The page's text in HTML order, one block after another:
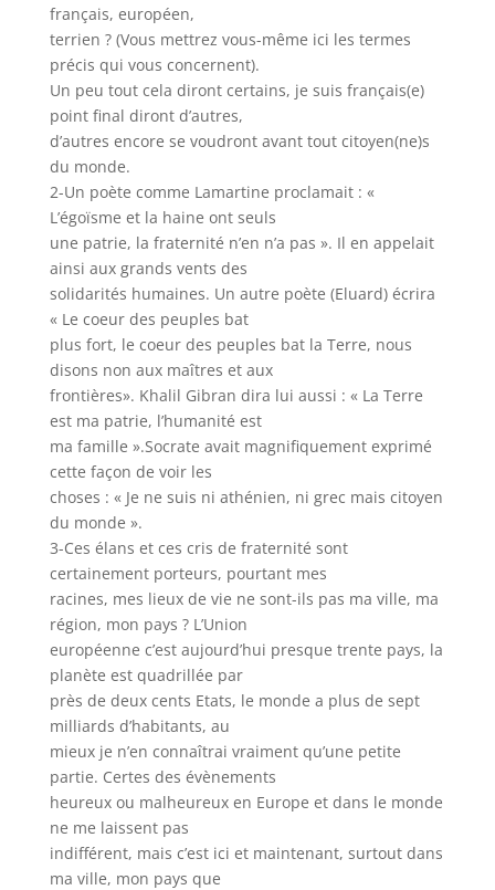
français, européen,
terrien ? (Vous mettrez vous-même ici les termes
précis qui vous concernent).
Un peu tout cela diront certains, je suis français(e)
point final diront d’autres,
d’autres encore se voudront avant tout citoyen(ne)s
du monde.
2-Un poète comme Lamartine proclamait : «
L’égoïsme et la haine ont seuls
une patrie, la fraternité n’en n’a pas ». Il en appelait
ainsi aux grands vents des
solidarités humaines. Un autre poète (Eluard) écrira
« Le coeur des peuples bat
plus fort, le coeur des peuples bat la Terre, nous
disons non aux maîtres et aux
frontières». Khalil Gibran dira lui aussi : « La Terre
est ma patrie, l’humanité est
ma famille ».Socrate avait magnifiquement exprimé
cette façon de voir les
choses : « Je ne suis ni athénien, ni grec mais citoyen
du monde ».
3-Ces élans et ces cris de fraternité sont
certainement porteurs, pourtant mes
racines, mes lieux de vie ne sont-ils pas ma ville, ma
région, mon pays ? L’Union
européenne c’est aujourd’hui presque trente pays, la
planète est quadrillée par
près de deux cents Etats, le monde a plus de sept
milliards d’habitants, au
mieux je n’en connaîtrai vraiment qu’une petite
partie. Certes des évènements
heureux ou malheureux en Europe et dans le monde
ne me laissent pas
indifférent, mais c’est ici et maintenant, surtout dans
ma ville, mon pays que